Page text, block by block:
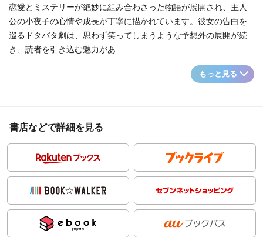
恋愛とミステリーが絶妙に組み合わさった物語が展開され、主人
公の小夜子の心情や成長が丁寧に描かれています。彼女の告白を
巡るドタバタ劇は、思わず笑ってしまうような予想外の展開が続
き、読者を引き込む魅力があ...
もっと見る
書店などで詳細を見る